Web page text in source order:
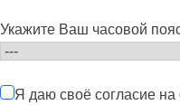
Укажите Ваш часовой
Я даю своё согласие